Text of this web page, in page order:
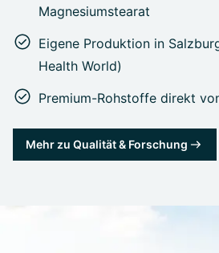
Magnesiumstearat
Eigene Produktion in
Health World)
Premium-Rohstoffe direkt
Mehr zu Qualität & Forschung